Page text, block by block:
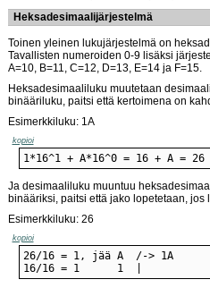
Heksadesimaalijärjestelmä
Toinen yleinen lukujärjestelmä on
Tavallisten numeroiden 0-9 lisäksi
A=10, B=11, C=12, D=13, E=14 ja F=15.
Heksadesimaaliluku muutetaan
binääriluku, paitsi että kertoimena on
Esimerkkiluku: 1A
kopioi
1*16^1 + A*16^0 = 16 + A = 26
Ja desimaaliluku muuntuu
binääriksi, paitsi että jako lopetetaan, jos
Esimerkkiluku: 26
kopioi
16/16 = 1      1  |